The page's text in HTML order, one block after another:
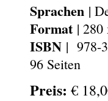
Sprachen |
Format| 280
ISBN | 978-
96 Seiten
Preis: €